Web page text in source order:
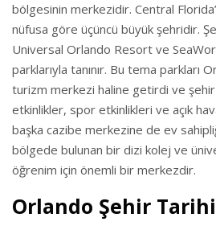
bölgesinin merkezidir. Central
nüfusa göre üçüncü büyük şehridir.
Universal Orlando Resort ve
parklarıyla tanınır. Bu tema parkları
turizm merkezi haline getirdi ve şehir
etkinlikler, spor etkinlikleri ve açık
başka cazibe merkezine de ev
bölgede bulunan bir dizi kolej ve
öğrenim için önemli bir merkezdir.
Orlando Şehir Tarihi